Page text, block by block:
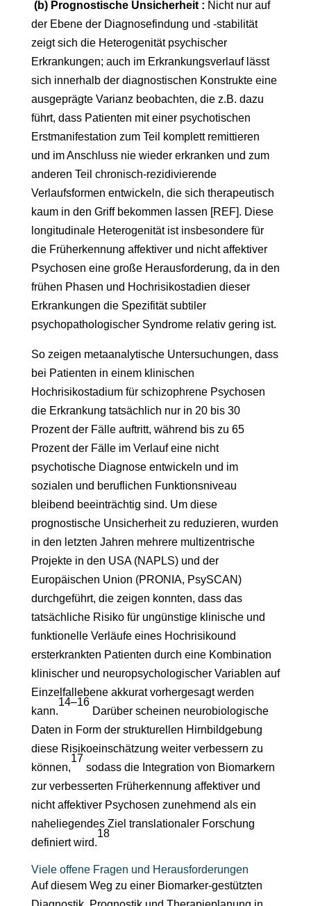
(b) Prognostische Unsicherheit : Nicht nur auf
der Ebene der Diagnosefindung und -stabilität
zeigt sich die Heterogenität psychischer
Erkrankungen; auch im Erkrankungsverlauf lässt
sich innerhalb der diagnostischen Konstrukte eine
ausgeprägte Varianz beobachten, die z.B. dazu
führt, dass Patienten mit einer psychotischen
Erstmanifestation zum Teil komplett remittieren
und im Anschluss nie wieder erkranken und zum
anderen Teil chronisch-rezidivierende
Verlaufsformen entwickeln, die sich therapeutisch
kaum in den Griff bekommen lassen [REF]. Diese
longitudinale Heterogenität ist insbesondere für
die Früherkennung affektiver und nicht affektiver
Psychosen eine große Herausforderung, da in den
frühen Phasen und Hochrisikostadien dieser
Erkrankungen die Spezifität subtiler
psychopathologischer Syndrome relativ gering ist.
So zeigen metaanalytische Untersuchungen, dass
bei Patienten in einem klinischen
Hochrisikostadium für schizophrene Psychosen
die Erkrankung tatsächlich nur in 20 bis 30
Prozent der Fälle auftritt, während bis zu 65
Prozent der Fälle im Verlauf eine nicht
psychotische Diagnose entwickeln und im
sozialen und beruflichen Funktionsniveau
bleibend beeinträchtig sind. Um diese
prognostische Unsicherheit zu reduzieren, wurden
in den letzten Jahren mehrere multizentrische
Projekte in den USA (NAPLS) und der
Europäischen Union (PRONIA, PsySCAN)
durchgeführt, die zeigen konnten, dass das
tatsächliche Risiko für ungünstige klinische und
funktionelle Verläufe eines Hochrisikound
ersterkrankten Patienten durch eine Kombination
klinischer und neuropsychologischer Variablen auf
Einzelfallebene akkurat vorhergesagt werden
kann.
14–16
Darüber scheinen neurobiologische
Daten in Form der strukturellen Hirnbildgebung
diese Risikoeinschätzung weiter verbessern zu
können,
17
sodass die Integration von Biomarkern
zur verbesserten Früherkennung affektiver und
nicht affektiver Psychosen zunehmend als ein
naheliegendes Ziel translationaler Forschung
definiert wird.
18
Viele offene Fragen und Herausforderungen
Auf diesem Weg zu einer Biomarker-gestützten